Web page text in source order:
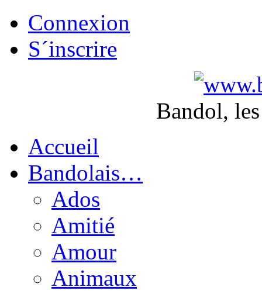
Connexion
S´inscrire
Bandol,
Accueil
Bandolais…
Ados
Amitié
Amour
Animaux